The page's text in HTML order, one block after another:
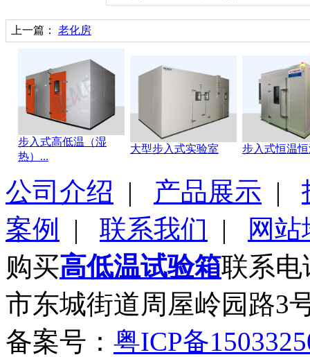
上一篇： 老化房
步入式高低温（湿
热）...
大型步入式实验室 步入式恒温
公司介绍 | 产品展示 |
案例
| 联系我们 |
网
购买高低温试验箱联系电
市东城街道周屋岭园路3
备案号： 粤ICP备